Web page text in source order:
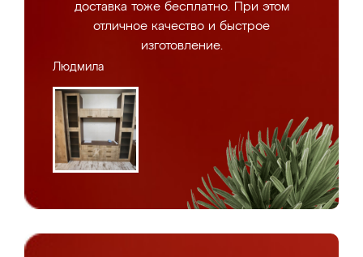
доставка тоже бесплатно. При этом
отличное качество и быстрое
изготовление.
Людмила